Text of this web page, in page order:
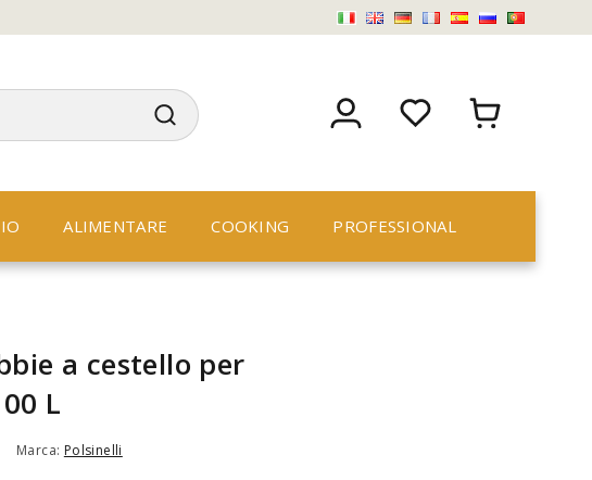
ALIMENTARE COOKING PROFESSIONAL
a cestello per
L
Marca: Polsinelli